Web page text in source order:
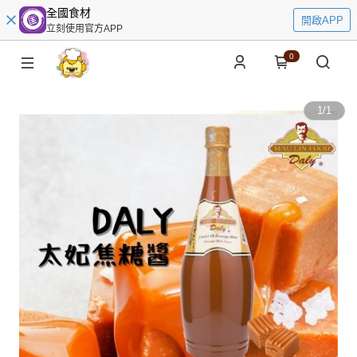
全國食材
立刻使用官方APP
開啟APP
0
1/1